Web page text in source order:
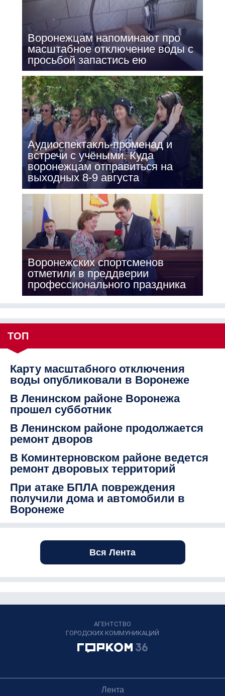
Воронежцам напоминают про
масштабное отключение воды с
просьбой запастись ею
Аудиоспектакль-променад и
встречи с учёными. Куда
воронежцам отправиться на
выходных 8-9 августа
Воронежских спортсменов
отметили в преддверии
профессионального праздника
ТОП
Карту масштабного отключения
воды опубликовали в Воронеже
В Ленинском районе Воронежа
прошел субботник
В Ленинском районе продолжается
ремонт дворов
В Коминтерновском районе ведется
ремонт дворовых территорий
При атаке БПЛА повреждения
получили дома и автомобили в
Воронеже
Вся Лента
АГЕНТСТВО
ГОРОДСКИХ КОММУНИКАЦИЙ
Лента